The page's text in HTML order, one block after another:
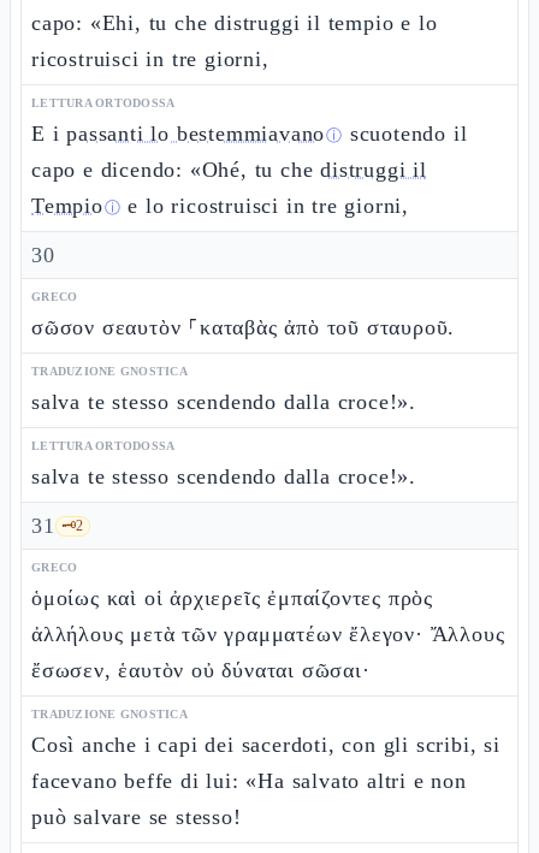
capo: «Ehi, tu che distruggi il tempio e lo
ricostruisci in tre giorni,
LETTURA ORTODOSSA
E ipassanti lo bestemmiavanoⓘ scuotendo il
capo e dicendo: «Ohé, tu chedistruggi il
Tempioⓘ e lo ricostruisci in tre giorni,
30
GRECO
σῶσον σεαυτὸν ⸀καταβὰς ἀπὸ τοῦ σταυροῦ.
TRADUZIONE GNOSTICA
salva te stesso scendendo dalla croce!».
LETTURA ORTODOSSA
salva te stesso scendendo dalla croce!».
31 🗝️2
GRECO
ὁμοίως καὶ οἱ ἀρχιερεῖς ἐμπαίζοντες πρὸς
ἀλλήλους μετὰ τῶν γραμματέων ἔλεγον· Ἄλλους
ἔσωσεν, ἑαυτὸν οὐ δύναται σῶσαι·
TRADUZIONE GNOSTICA
Così anche i capi dei sacerdoti, con gli scribi, si
facevano beffe di lui: «Ha salvato altri e non
può salvare se stesso!